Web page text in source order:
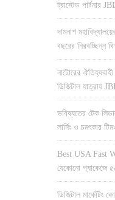
ট্রাস্টেড পার্টনার
দামনাশ
বছরের নিরবচ্ছিন্ন
নাটোরের
ডিজিটাল যাত্রায়
ভবিষ্যতের টেক
লার্নিং ও চমৎকার
Best USA Fast
যেকোনো প্যাকেজে
ডিজিটাল মার্কেটিং